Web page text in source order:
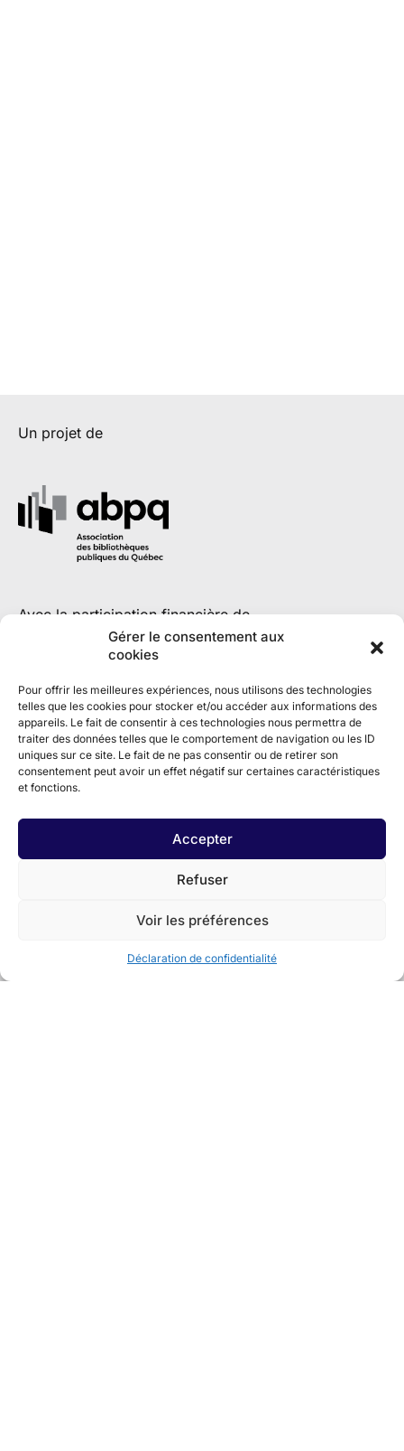
Gérer le consentement aux
cookies
Pour offrir les meilleures expériences, nous utilisons des technologies
telles que les cookies pour stocker et/ou accéder aux informations des
appareils. Le fait de consentir à ces technologies nous permettra de
traiter des données telles que le comportement de navigation ou les ID
uniques sur ce site. Le fait de ne pas consentir ou de retirer son
consentement peut avoir un effet négatif sur certaines caractéristiques
et fonctions.
Accepter
Refuser
Voir les préférences
Déclaration de confidentialité
Un projet de
Avec la participation financière de
En partenariat avec